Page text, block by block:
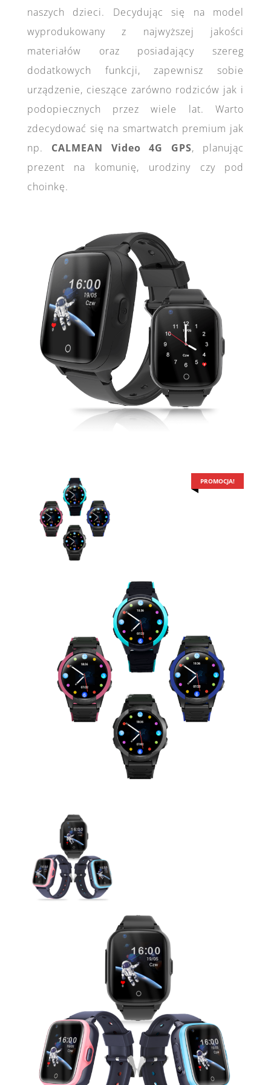
naszych dzieci. Decydując się na model
wyprodukowany z najwyższej jakości
materiałów oraz posiadający szereg
dodatkowych funkcji, zapewnisz sobie
urządzenie, cieszące zarówno rodziców jak i
podopiecznych przez wiele lat. Warto
zdecydować się na smartwatch premium jak
np. CALMEAN Video 4G GPS, planując
prezent na komunię, urodziny czy pod
choinkę.
PROMOCJA!